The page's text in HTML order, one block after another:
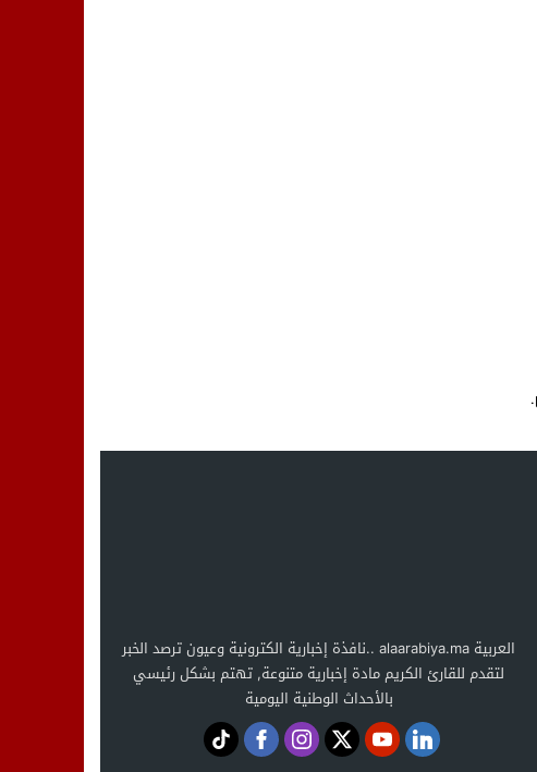
.
العربية alaarabiya.ma ..نافذة إخبارية الكترونية وعيون ترصد الخبر
لتقدم للقارئ الكريم مادة إخبارية متنوعة, تهتم بشكل رئيسي
بالأحداث الوطنية اليومية